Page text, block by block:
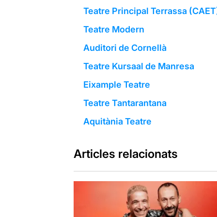
Teatre Principal Terrassa
Teatre Modern
Auditori de Cornellà
Teatre Kursaal de Manresa
Eixample Teatre
Teatre Tantarantana
Aquitània Teatre
Articles relacionats